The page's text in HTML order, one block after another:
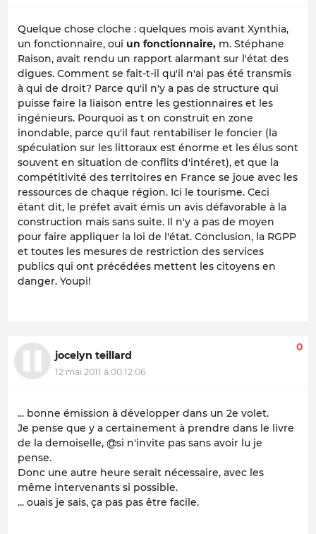
Quelque chose cloche : quelques mois avant Xynthia,
un fonctionnaire, oui un fonctionnaire, m. Stéphane
Raison, avait rendu un rapport alarmant sur l'état des
digues. Comment se fait-t-il qu'il n'ai pas été transmis
à qui de droit? Parce qu'il n'y a pas de structure qui
puisse faire la liaison entre les gestionnaires et les
ingénieurs. Pourquoi as t on construit en zone
inondable, parce qu'il faut rentabiliser le foncier (la
spéculation sur les littoraux est énorme et les élus sont
souvent en situation de conflits d'intéret), et que la
compétitivité des territoires en France se joue avec les
ressources de chaque région. Ici le tourisme. Ceci
étant dit, le préfet avait émis un avis défavorable à la
construction mais sans suite. Il n'y a pas de moyen
pour faire appliquer la loi de l'état. Conclusion, la RGPP
et toutes les mesures de restriction des services
publics qui ont précédées mettent les citoyens en
danger. Youpi!
jocelyn teillard
12 mai 2011 à 00:12:06
0
... bonne émission à développer dans un 2e volet.
Je pense que y a certainement à prendre dans le livre
de la demoiselle, @si n'invite pas sans avoir lu je
pense.
Donc une autre heure serait nécessaire, avec les
même intervenants si possible.
... ouais je sais, ça pas pas être facile.